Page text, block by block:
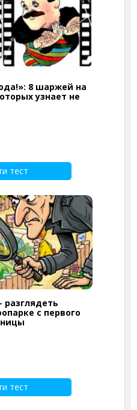
8 шаржей на
узнает не
тест
с первого
тест